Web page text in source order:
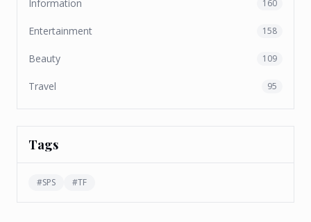
Information 160
Entertainment 158
Beauty 109
Travel 95
Tags
#SPS #TF